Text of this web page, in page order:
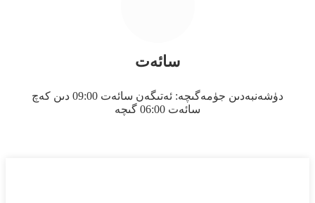
سائەت
دۈشەنبەدىن جۈمەگىچە: ئەتىگەن سائەت 09:00 دىن كەچ
سائەت 06:00 گىچە